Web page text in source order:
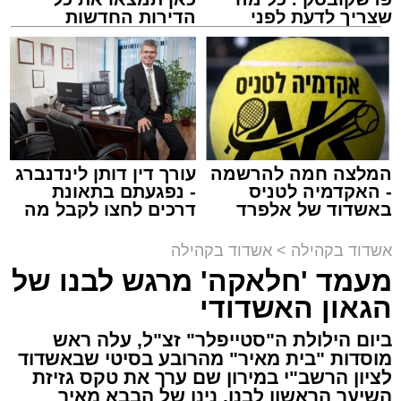
זה היה ארוע יוצא דופן. בלי מילים.
במשך שעות ארוכות של ליל שישי, נהנו המונים
מתושבי אשדוד מהארוע המרכזי של 'מעגלים'.
ואכן, כפי שהובטח, לא היה מדובר במופע שגרתי,
אלא במעמד של טיש חסידי אותנטי, שהצליח
לסחוף אליו את ההמונים מעומק ימי החולין - אל
תוך האווירה השבתית של חצרות הקודש.
שצריך לדעת לפני
שמגישים הצעה לדירה
באשדוד
הדירות החדשות
למכירה באשדוד >>>
המלצה חמה להרשמה
- האקדמיה לטניס
באשדוד של אלפרד
עורך דין דותן לינדנברג
- נפגעתם בתאונת
דרכים לחצו לקבל מה
אשדוד בקהילה > אשדוד בקהילה
מעמד 'חלאקה' מרגש לבנו של
הגאון האשדודי
ביום הילולת ה"סטייפלר" זצ"ל, עלה ראש
מוסדות "בית מאיר" מהרובע בסיטי שבאשדוד
לציון הרשב"י במירון שם ערך את טקס גזיזת
השיער הראשון לבנו, נינו של הבבא מאיר